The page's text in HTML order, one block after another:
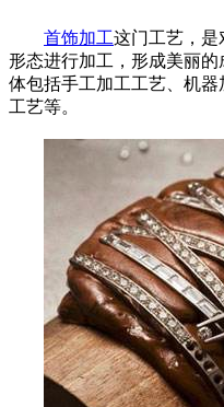
首饰加工这门工艺，是
形态进行加工，形成美丽
体包括手工加工工艺、机
工艺等。